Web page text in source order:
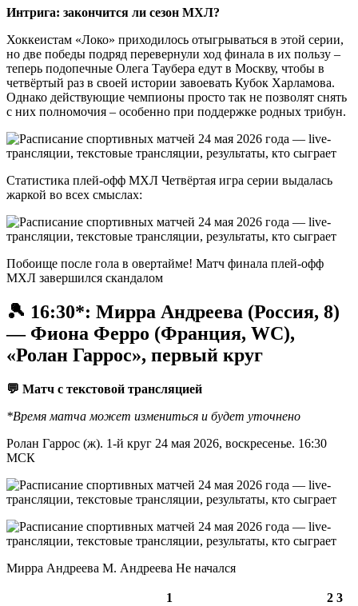
Интрига: закончится ли сезон МХЛ?
Хоккеистам «Локо» приходилось отыгрываться в этой серии,
но две победы подряд перевернули ход финала в их пользу –
теперь подопечные Олега Таубера едут в Москву, чтобы в
четвёртый раз в своей истории завоевать Кубок Харламова.
Однако действующие чемпионы просто так не позволят снять
с них полномочия – особенно при поддержке родных трибун.
Статистика плей-офф МХЛ Четвёртая игра серии выдалась
жаркой во всех смыслах:
Побоище после гола в овертайме! Матч финала плей-офф
МХЛ завершился скандалом
🎾 16:30*: Мирра Андреева (Россия, 8)
— Фиона Ферро (Франция, WC),
«Ролан Гаррос», первый круг
💬 Матч с текстовой трансляцией
*Время матча может измениться и будет уточнено
Ролан Гаррос (ж). 1-й круг 24 мая 2026, воскресенье. 16:30
МСК
Мирра Андреева М. Андреева Не начался
1 2 3